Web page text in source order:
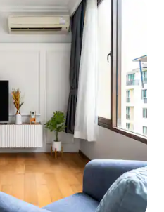
dos hóspedes